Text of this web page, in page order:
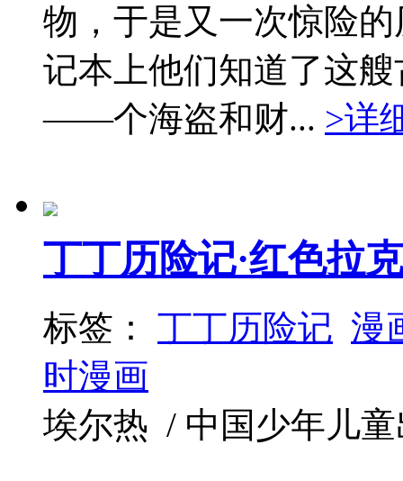
物，于是又一次惊险
记本上他们知道了这
——个海盗和财... >详
丁丁历险记·红色拉
标签： 丁丁历险记 漫
时漫画
埃尔热 / 中国少年儿